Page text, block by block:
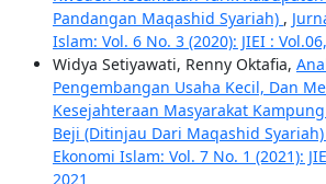
Pandangan Maqashid Syariah) ,
Islam: Vol. 6 No. 3 (2020): JIEI :
Widya Setiyawati, Renny Oktafia,
Pengembangan Usaha Kecil, Dan
Kesejahteraan Masyarakat
Beji (Ditinjau Dari Maqashid Syariah)
Ekonomi Islam: Vol. 7 No. 1 (2021):
2021